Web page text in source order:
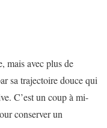
mais avec plus de
sa trajectoire douce qui
C’est un coup à mi-
conserver un